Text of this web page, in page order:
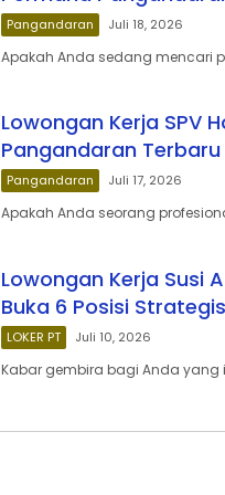
Pangandaran Juli 18, 2026
Apakah Anda sedang mencari
Lowongan Kerja SPV
Pangandaran Terbaru
Pangandaran Juli 17, 2026
Apakah Anda seorang
Lowongan Kerja Susi
Buka 6 Posisi Strategis
LOKER PT Juli 10, 2026
Kabar gembira bagi Anda yang